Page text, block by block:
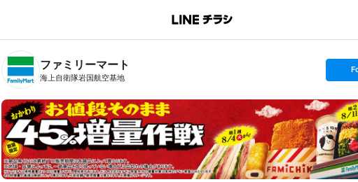
B
n
T
ファミリーマート
海上自衛隊岩国航空基地
s
t
o
l
l
o
w